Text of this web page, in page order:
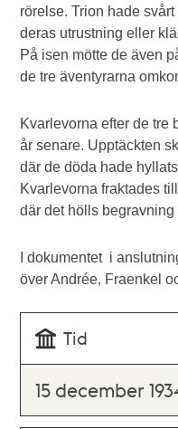
rörelse. Trion hade
deras utrustning eller
På isen mötte de även
de tre äventyrarna
Kvarlevorna efter de tre
år senare. Upptäckten
där de döda hade
Kvarlevorna fraktades
där det hölls
I dokumentet i
över Andrée, Fraenkel
Tid
15 december